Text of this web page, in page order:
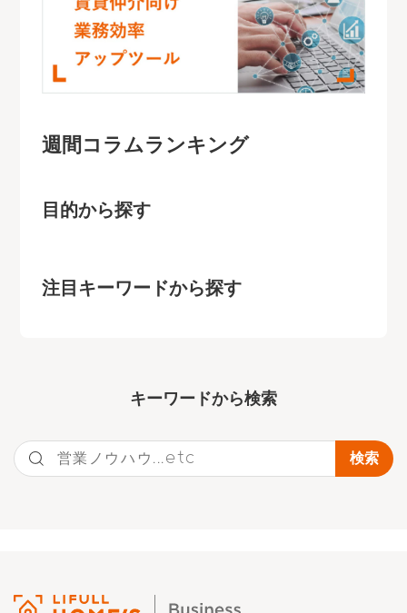
週間コラムランキング
目的から探す
注目キーワードから探す
キーワー ドから検索